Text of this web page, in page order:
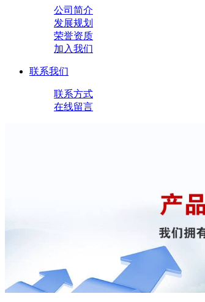
公司简介
发展规划
荣誉资质
加入我们
联系我们
联系方式
在线留言